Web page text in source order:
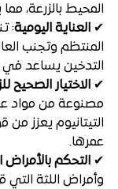
المحيط بالزرعة،
✔ العناية اليومية:
المنتظم وتجنب
التدخين يساعد في
✔ الاختيار الصحيح
مصنوعة من مواد
التيتانيوم يعزز من
عمرها.
✔ التحكم بالأمراض
وأمراض اللثة التي